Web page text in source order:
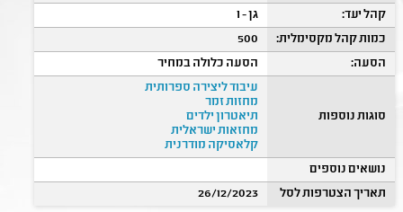
קהל יעד:
גן - ו
כמות קהל מקסימלית:
500
הסעה:
הסעה כלולה במחיר
סוגות נוספות
עיבוד ליצירה ספרותית
מחזות זמר
תיאטרון ילדים
מחזאות ישראלית
קלאסיקה מודרנית
נושאים נוספים
תאריך הצטרפות לסל
26/12/2023